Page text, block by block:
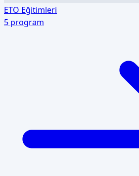
ETO Eğitimleri
5 program